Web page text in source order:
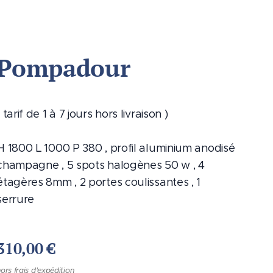
tarif de 1 à 7 jours hors livraison )
1800 L 1000 P 380 , profil aluminium anodisé
, 5 spots halogènes 50 w , 4
8mm , 2 portes coulissantes , 1
€
frais d'expédition